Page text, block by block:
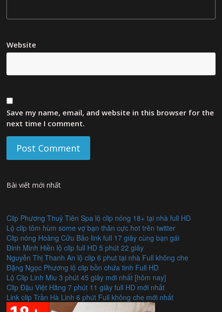
Website
Save my name, email, and website in this browser for the
next time I comment.
Bài viết mới nhất
Clip Phương Thuỳ Tiên Spa lộ clip nóng 18+ tại nhà full HD
Lộ clip tôm hùm some vợ bạn thân cực hot trên twitter
Clip nóng Hoàng Cửu Bảo link full 17 giây cùng bạn gái
Đinh Minh Hiền lộ clip full HD 5 phút 22 giây
Nguyễn Thị Thanh An lộ clip 6 phut tại nhà Full không che
Đặng Ngọc Phương lộ clip bồn chứa tinh Full HD
Lộ Clip Linh Miu 3 phút 45 giây mới nhất [hôm nay]
Clip Đậu Việt Hằng 7 phút 11 giây full HD mới nhất
Link clip Trần Hà Linh 6 phút Full không che mới nhất